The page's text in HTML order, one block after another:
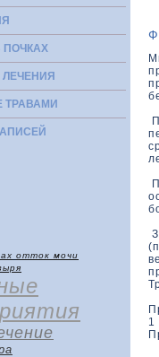
ПОЧКАХ
ТРАВАМИ
отток мочи
1